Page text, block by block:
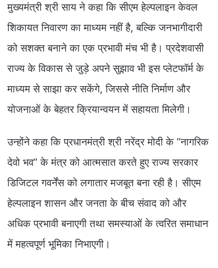
मुख्यमंत्री श्री साय ने कहा कि सीएम हेल्पलाइन केवल
शिकायत निवारण का माध्यम नहीं है, बल्कि जनभागीदारी
को सशक्त बनाने का एक प्रभावी मंच भी है। प्रदेशवासी
राज्य के विकास से जुड़े अपने सुझाव भी इस प्लेटफॉर्म के
माध्यम से साझा कर सकेंगे, जिससे नीति निर्माण और
योजनाओं के बेहतर क्रियान्वयन में सहायता मिलेगी।
उन्होंने कहा कि प्रधानमंत्री श्री नरेंद्र मोदी के “नागरिक
देवो भव” के मंत्र को आत्मसात करते हुए राज्य सरकार
डिजिटल गवर्नेंस को लगातार मजबूत बना रही है। सीएम
हेल्पलाइन शासन और जनता के बीच संवाद को और
अधिक प्रभावी बनाएगी तथा समस्याओं के त्वरित समाधान
में महत्वपूर्ण भूमिका निभाएगी।